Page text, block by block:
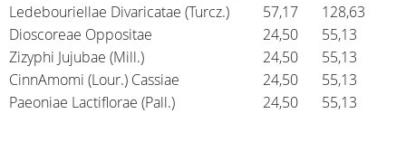
Ledebouriellae Divaricatae (Turcz.)
57,17
128,63
Dioscoreae Oppositae
24,50
55,13
Zizyphi Jujubae (Mill.)
24,50
55,13
CinnAmomi (Lour.) Cassiae
24,50
55,13
Paeoniae Lactiflorae (Pall.)
24,50 55,13